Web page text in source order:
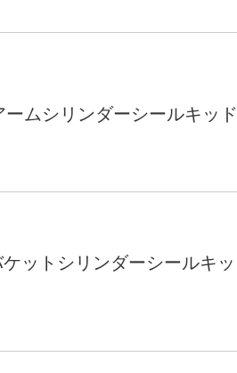
ームシリンダーシールキッド
ケットシリンダーシールキッ